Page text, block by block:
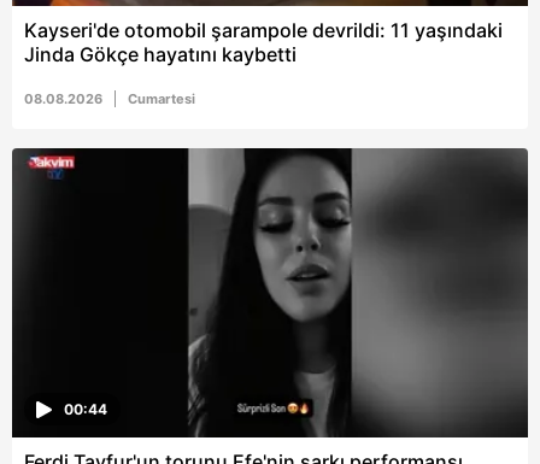
Kayseri'de otomobil şarampole devrildi: 11 yaşındaki
Jinda Gökçe hayatını kaybetti
08.08.2026 Cumartesi
00:44